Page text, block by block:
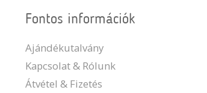
Fontos információk
Ajándékutalvány
Kapcsolat & Rólunk
Átvétel & Fizetés